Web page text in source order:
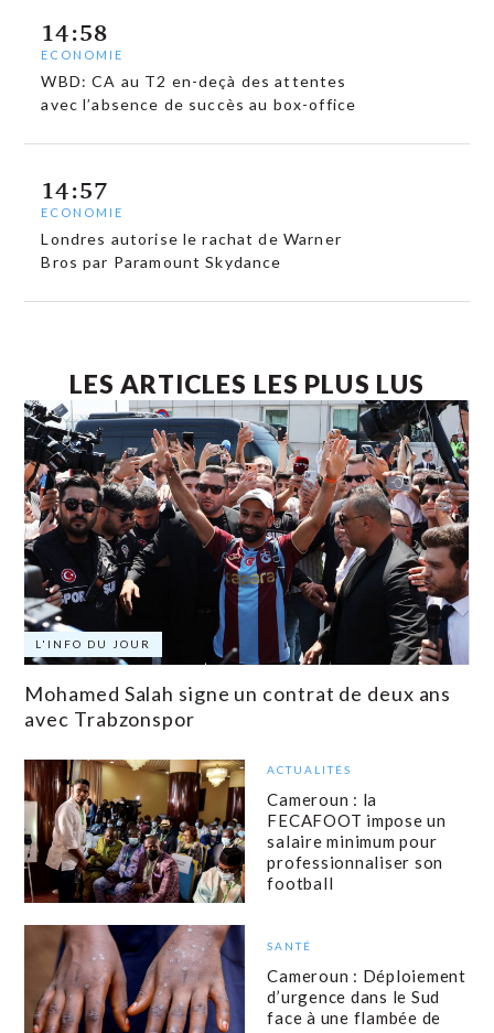
14:58
ECONOMIE
WBD: CA au T2 en-deçà des attentes
avec l’absence de succès au box-office
14:57
ECONOMIE
Londres autorise le rachat de Warner
Bros par Paramount Skydance
LES ARTICLES LES PLUS LUS
L'INFO DU JOUR
Mohamed Salah signe un contrat de deux ans
avec Trabzonspor
ACTUALITÉS
Cameroun : la
FECAFOOT impose un
salaire minimum pour
professionnaliser son
football
SANTÉ
Cameroun : Déploiement
d’urgence dans le Sud
face à une flambée de